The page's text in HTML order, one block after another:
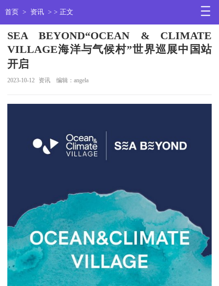
首页 > 资讯 > > 正文
SEA BEYOND“OCEAN & CLIMATE
VILLAGE海洋与气候村”世界巡展中国站
开启
2023-10-12 资讯 编辑：angela